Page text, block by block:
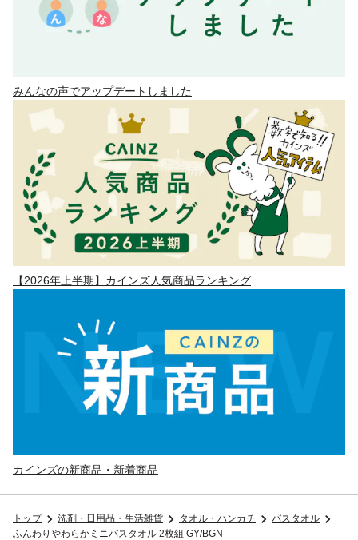
みんなの声でアップデートしました
【2026年上半期】カインズ人気商品ランキング
カインズの新商品・新着商品
トップ 洗剤・日用品・生活雑貨 タオル・ハンカチ
バスタオル
ふんわりやわらかミニバスタオル 2枚組 GY/BGN